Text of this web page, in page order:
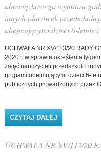
obowiązkowego wymiaru
innych placówek
obejmującymi dzieci 6-letnie i
UCHWAŁA NR XV/113/20 RADY
2020 r. w sprawie określenia
zajęć nauczycieli przedszkoli i
grupami obejmującymi dzieci 6-
publicznych prowadzonych przez
CZYTAJ DALEJ
BYSTRA-
UCHWAŁA NR XV/112/20